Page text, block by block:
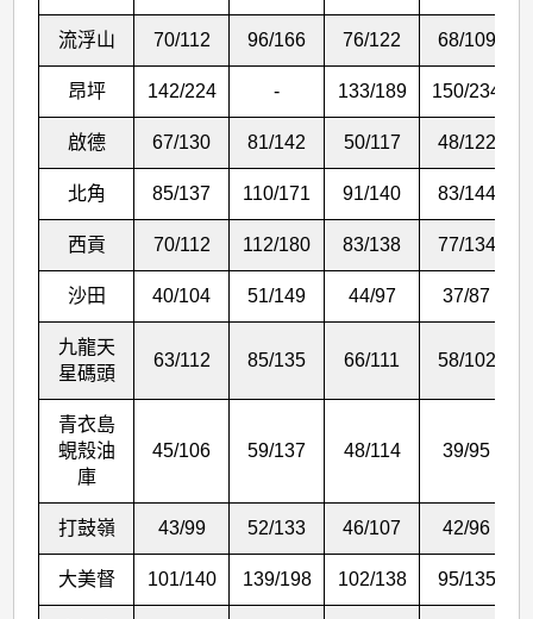
流浮山 70/112 96/166 76/122 68/109
昂坪 142/224 - 133/189 150/234
啟德 67/130 81/142 50/117 48/122
北角 85/137 110/171 91/140 83/144
西貢 70/112 112/180 83/138 77/134
沙田 40/104 51/149 44/97 37/87
九龍天
星碼頭
63/112 85/135 66/111 58/102
青衣島
蜆殼油
庫
45/106 59/137 48/114 39/95
打鼓嶺 43/99 52/133 46/107 42/96
大美督 101/140 139/198 102/138 95/135